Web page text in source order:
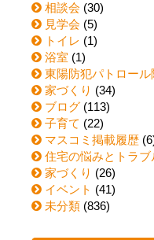
相談会 (30)
見学会 (5)
トイレ (1)
浴室 (1)
東陽防犯パトロール
家づくり (34)
ブログ (113)
子育て (22)
マスコミ掲載履歴
住宅の悩みとトラブ
家づくり (26)
イベント (41)
未分類 (836)